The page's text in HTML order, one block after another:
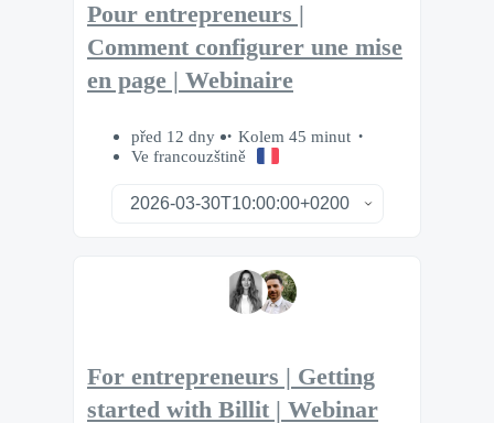
Pour entrepreneurs |
Comment configurer une mise
en page | Webinaire
před 12 dny
Kolem 45 minut
Ve francouzštině
For entrepreneurs | Getting
started with Billit | Webinar